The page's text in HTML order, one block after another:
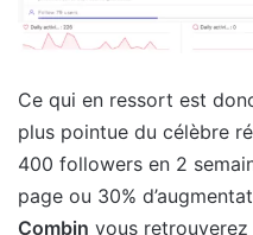
Ce qui en ressort est
plus pointue du célèbre
400 followers en 2
page ou 30%
Combin vous retrouverez